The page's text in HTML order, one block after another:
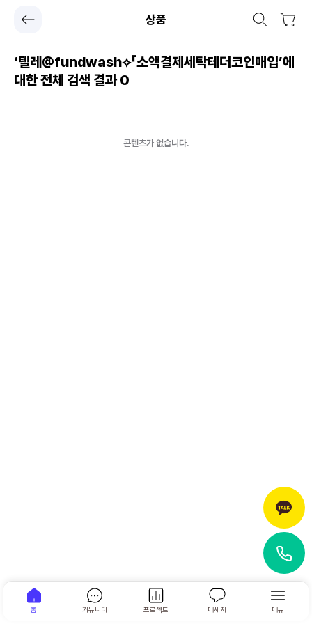
상품
‘텔레@fundwash⟡「소액결제세탁테더코인매입’에
대한 전체 검색 결과0
콘텐츠가 없습니다.
홈 커뮤니티 프로젝트 메세지 메뉴